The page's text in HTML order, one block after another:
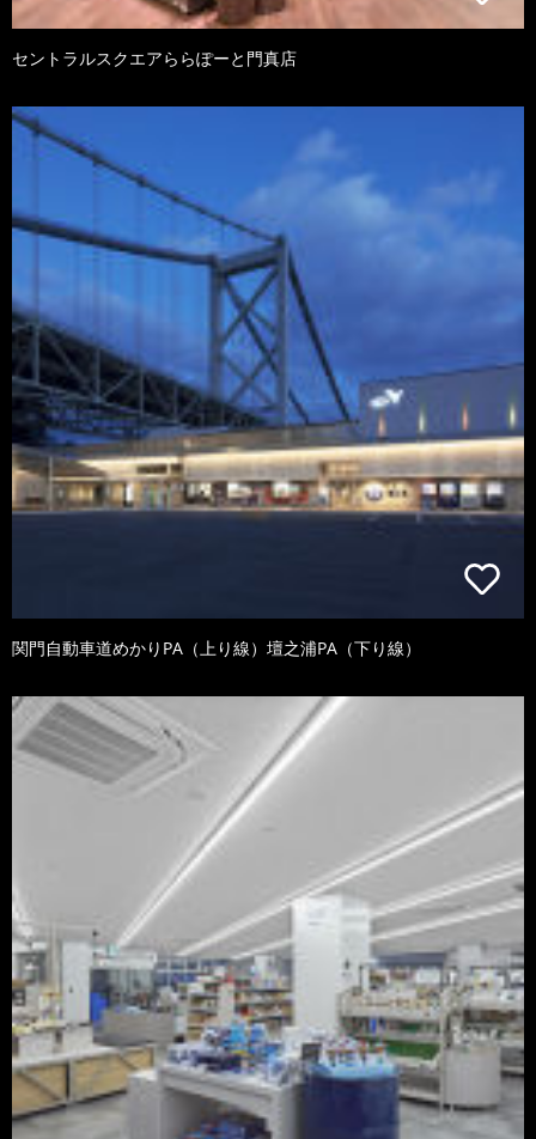
セントラルスクエアららぽーと門真店
関門自動車道めかりPA（上り線）壇之浦PA（下り線）